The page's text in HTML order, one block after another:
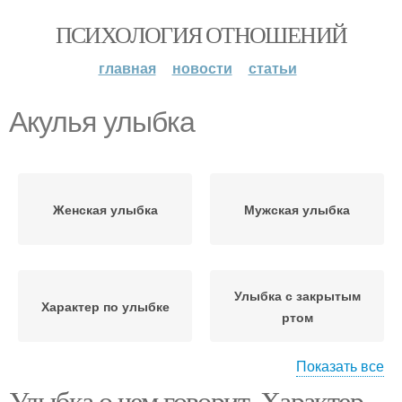
ПСИХОЛОГИЯ ОТНОШЕНИЙ
главная новости статьи
Акулья улыбка
Женская улыбка Мужская улыбка
Характер по улыбке
Улыбка с закрытым
ртом
Улыбка со сжатыми
Показать все